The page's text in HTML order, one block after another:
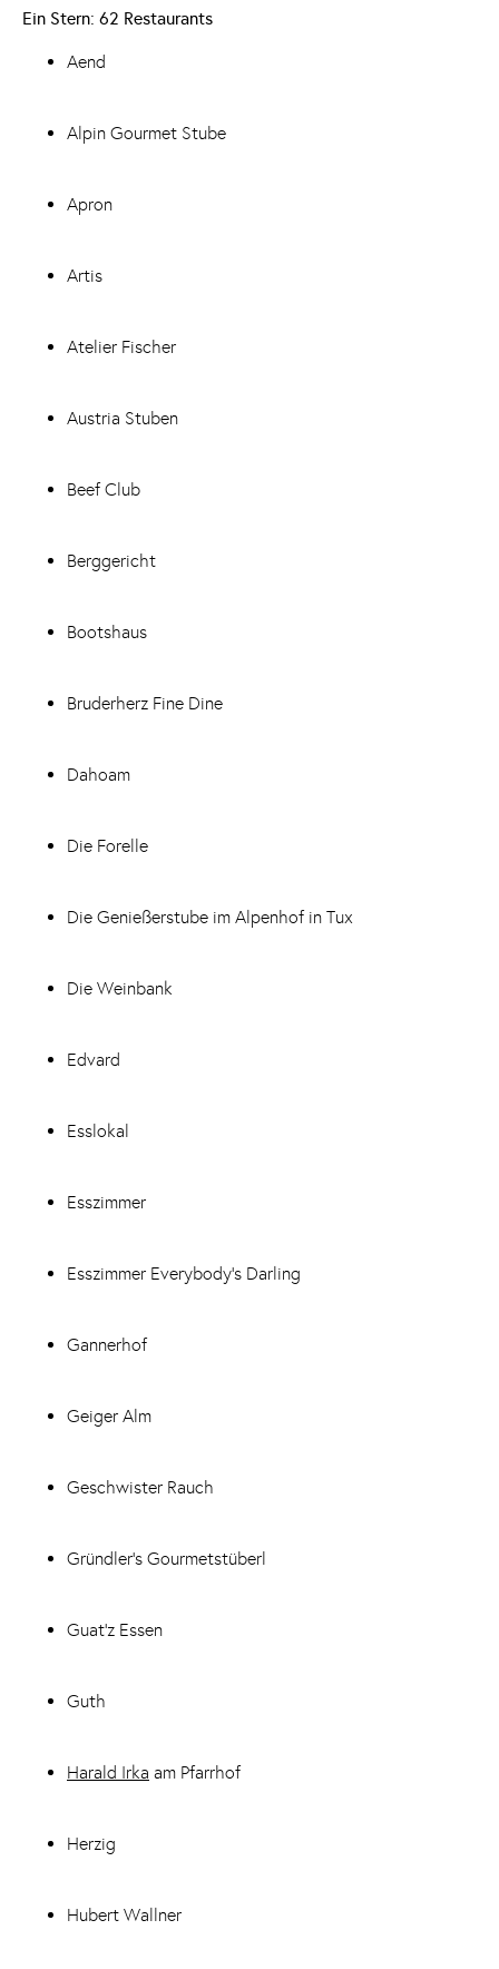
Ein Stern: 62 Restaurants
Aend
Alpin Gourmet Stube
Apron
Artis
Atelier Fischer
Austria Stuben
Beef Club
Berggericht
Bootshaus
Bruderherz Fine Dine
Dahoam
Die Forelle
Die Genießerstube im Alpenhof in Tux
Die Weinbank
Edvard
Esslokal
Esszimmer
Esszimmer Everybody‘s Darling
Gannerhof
Geiger Alm
Geschwister Rauch
Gründler's Gourmetstüberl
Guat'z Essen
Guth
Harald Irka am Pfarrhof
Herzig
Hubert Wallner